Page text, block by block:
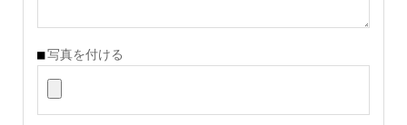
写真を付ける